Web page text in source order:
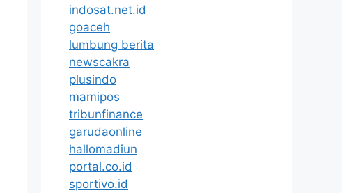
indosat.net.id
goaceh
lumbung berita
newscakra
plusindo
mamipos
tribunfinance
garudaonline
hallomadiun
portal.co.id
sportivo.id